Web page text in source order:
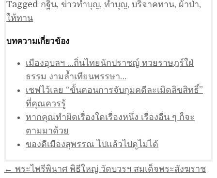
Tagged กฐิน, ข่าวทำบุญ, ทำบุญ, บริจาคทาน, ผ้าป่า,
ให้ทาน
บทความเกี่ยวข้อง
เมืองอุบลฯ …ถิ่นไทยนักปราชญ์ ทวยราษฎร์ใฝ่
ธรรม งามล้ำเทียนพรรษา…
เชฟไว้เลย “ขั้นตอนการจับกุมคดีละเมิดลิขสิทธิ์”
ที่คุณควรรู้
หากคุณทำผิดเรื่องใดเรื่องหนึ่ง เรื่องอื่น ๆ ก็จะ
ตามมาด้วย
ของดีเมืองสุพรรณ ไปแล้วไปดูไม่ได้
แนะแนว
← พระไพรีพินาศ พิธีใหญ่ วัดบวรฯ สมเด็จพระสังฆราช